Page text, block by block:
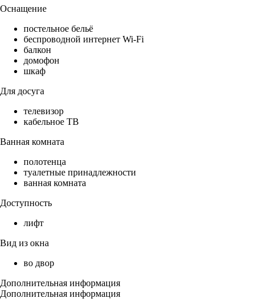
Оснащение
постельное бельё
беспроводной интернет Wi-Fi
балкон
домофон
шкаф
Для досуга
телевизор
кабельное ТВ
Ванная комната
полотенца
туалетные принадлежности
ванная комната
Доступность
лифт
Вид из окна
во двор
Дополнительная информация
Дополнительная информация